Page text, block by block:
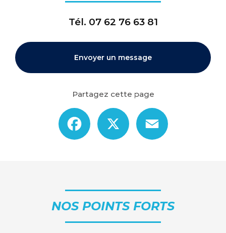
Tél. 07 62 76 63 81
Envoyer un message
Partagez cette page
Facebook
NOS POINTS FORTS